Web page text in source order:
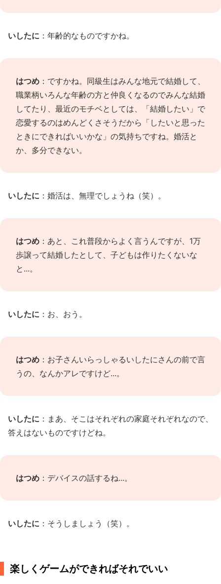
いしたに ：年齢的なものですかね。
はつめ ：ですかね。同級生はみんな地元で結婚して、
職業柄いろんな年齢の方と仲良くなるのでみんな結婚
してたり、最近のモチベとしては、「結婚したい」で
恋愛するのはめんどくさそうだから「したいと思った
ときにできればいいかな」の気持ちですね。婚活と
か、多分できない。
いしたに ：婚活は、無理でしょうね（笑）。
はつめ ：あと、これ普段からよく言うんですが、1万
歩譲って結婚したとして、子どもは作りたくないな
と...。
いしたに ：お、おう。
はつめ ：お子さんいらっしゃるいしたにさんの前で言
うの、なんかアレですけど...。
いしたに ：まあ、そこはそれぞれの家庭それぞれなので、
答えはないものですけどね。
はつめ ：デバイスの話するね...。
いしたに ：そうしましょう（笑）。
楽しくゲームができればそれでいい